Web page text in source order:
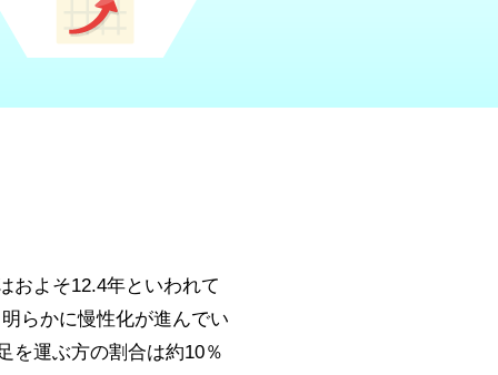
およそ12.4年といわれて
らかに慢性化が進んでい
を運ぶ方の割合は約10％